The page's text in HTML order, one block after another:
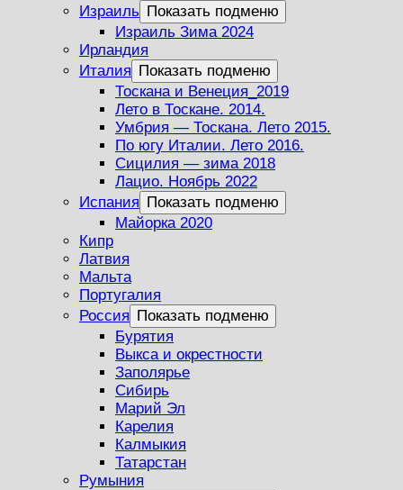
Израиль Показать подменю
Израиль Зима 2024
Ирландия
Италия Показать подменю
Тоскана и Венеция_2019
Лето в Тоскане. 2014.
Умбрия — Тоскана. Лето 2015.
По югу Италии. Лето 2016.
Сицилия — зима 2018
Лацио. Ноябрь 2022
Испания Показать подменю
Майорка 2020
Кипр
Латвия
Мальта
Португалия
Россия Показать подменю
Бурятия
Выкса и окрестности
Заполярье
Сибирь
Марий Эл
Карелия
Калмыкия
Татарстан
Румыния